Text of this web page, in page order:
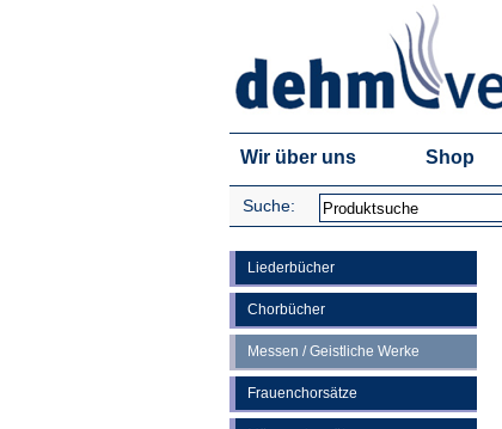
Wir über uns Shop
Suche:
Liederbücher
Chorbücher
Messen / Geistliche Werke
Frauenchorsätze